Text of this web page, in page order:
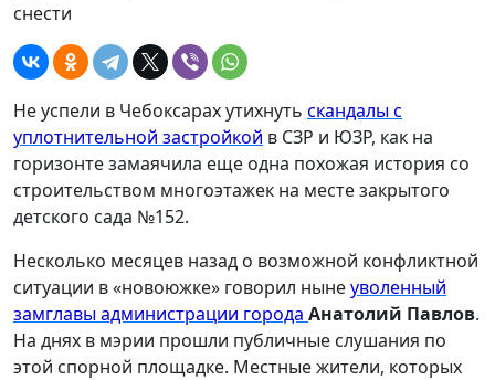
снести
Не успели в Чебоксарах утихнуть скандалы с
уплотнительной застройкой в СЗР и ЮЗР, как на
горизонте замаячила еще одна похожая история со
строительством многоэтажек на месте закрытого
детского сада №152.
Несколько месяцев назад о возможной конфликтной
ситуации в «новоюжке» говорил нынеуволенный
замглавы администрации города Анатолий Павлов.
На днях в мэрии прошли публичные слушания по
этой спорной площадке. Местные жители, которых